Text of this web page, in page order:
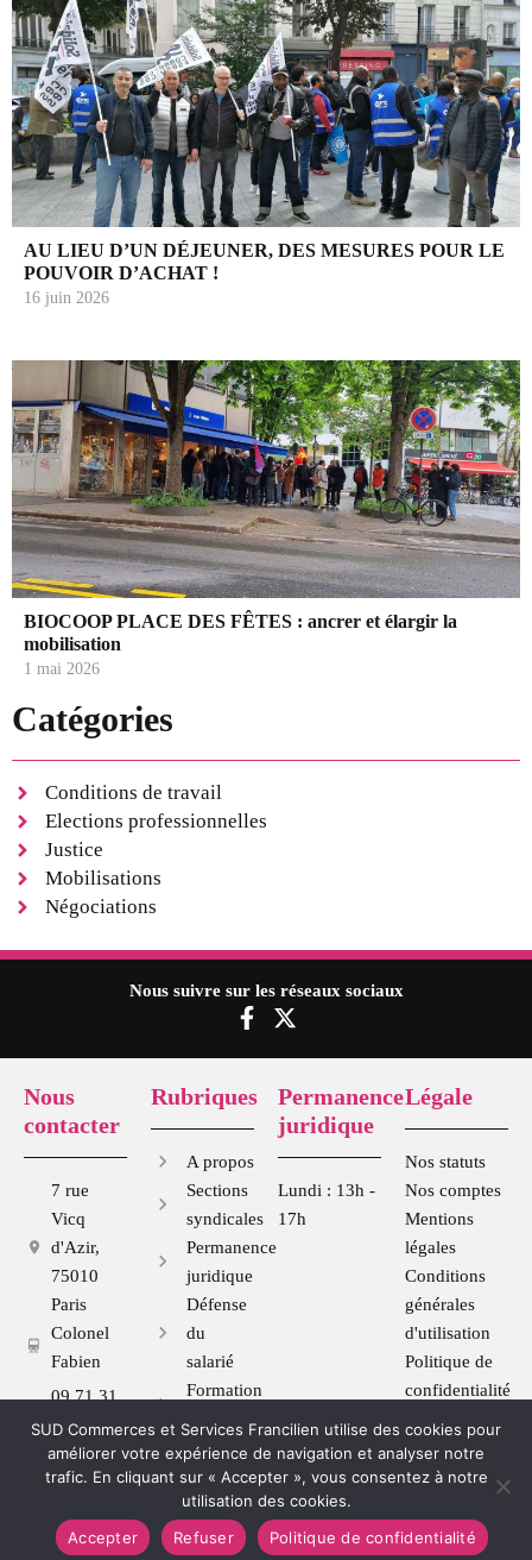
Catégories
Conditions de travail
Elections professionnelles
Justice
Mobilisations
Négociations
AU LIEU D’UN DÉJEUNER, DES MESURES POUR LE
POUVOIR D’ACHAT !
16 juin 2026
BIOCOOP PLACE DES FÊTES : ancrer et élargir la
mobilisation
1 mai 2026
Nous suivre sur les réseaux sociaux
F
a
c
b
o
o
-
f
X
-
t
w
i
t
t
e
r
Nous
contacter
7 rue
Vicq
d'Azir,
75010
Paris
Colonel
Fabien
09 71 31
70 28
sudcommercefrancilien@gmail.com
Rubriques
A propos
Sections
syndicales
Permanence
juridique
Défense
du
salarié
Formation
syndicale
Se
syndiquer
Permanence
juridique
Lundi : 13h -
17h
Légale
Nos statuts
Nos comptes
Mentions
légales
Conditions
générales
d'utilisation
Politique de
confidentialité
2020 - 2025 © SUD Commerces et Services Francilien - Solidaires
SUD Commerces et Services Francilien utilise des cookies pour
améliorer votre expérience de navigation et analyser notre
trafic. En cliquant sur « Accepter », vous consentez à notre
utilisation des cookies.
Accepter
Refuser Politique de confidentialité